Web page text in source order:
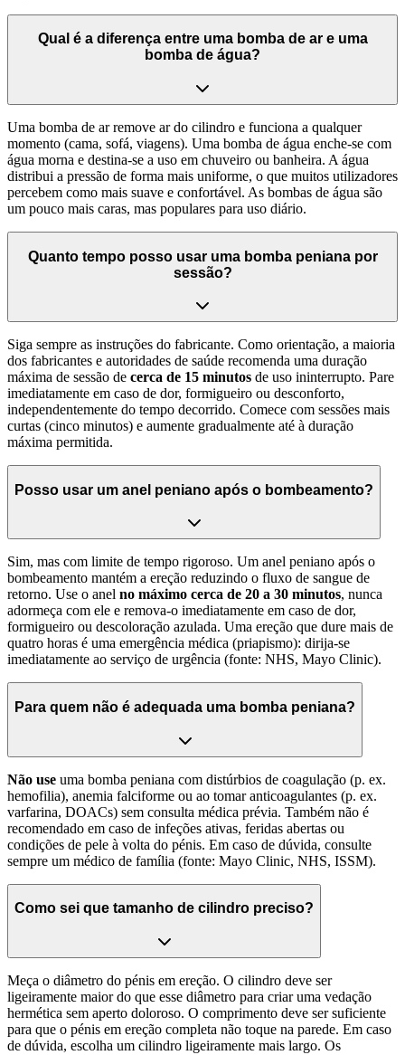
Qual é a diferença entre uma bomba de ar e uma
bomba de água?
Uma bomba de ar remove ar do cilindro e funciona a qualquer
momento (cama, sofá, viagens). Uma bomba de água enche-se com
água morna e destina-se a uso em chuveiro ou banheira. A água
distribui a pressão de forma mais uniforme, o que muitos utilizadores
percebem como mais suave e confortável. As bombas de água são
um pouco mais caras, mas populares para uso diário.
Quanto tempo posso usar uma bomba peniana por
sessão?
Siga sempre as instruções do fabricante. Como orientação, a maioria
dos fabricantes e autoridades de saúde recomenda uma duração
máxima de sessão de cerca de 15 minutos de uso ininterrupto. Pare
imediatamente em caso de dor, formigueiro ou desconforto,
independentemente do tempo decorrido. Comece com sessões mais
curtas (cinco minutos) e aumente gradualmente até à duração
máxima permitida.
Posso usar um anel peniano após o bombeamento?
Sim, mas com limite de tempo rigoroso. Um anel peniano após o
bombeamento mantém a ereção reduzindo o fluxo de sangue de
retorno. Use o anel no máximo cerca de 20 a 30 minutos, nunca
adormeça com ele e remova-o imediatamente em caso de dor,
formigueiro ou descoloração azulada. Uma ereção que dure mais de
quatro horas é uma emergência médica (priapismo): dirija-se
imediatamente ao serviço de urgência (fonte: NHS, Mayo Clinic).
Para quem não é adequada uma bomba peniana?
Não use uma bomba peniana com distúrbios de coagulação (p. ex.
hemofilia), anemia falciforme ou ao tomar anticoagulantes (p. ex.
varfarina, DOACs) sem consulta médica prévia. Também não é
recomendado em caso de infeções ativas, feridas abertas ou
condições de pele à volta do pénis. Em caso de dúvida, consulte
sempre um médico de família (fonte: Mayo Clinic, NHS, ISSM).
Como sei que tamanho de cilindro preciso?
Meça o diâmetro do pénis em ereção. O cilindro deve ser
ligeiramente maior do que esse diâmetro para criar uma vedação
hermética sem aperto doloroso. O comprimento deve ser suficiente
para que o pénis em ereção completa não toque na parede. Em caso
de dúvida, escolha um cilindro ligeiramente mais largo. Os